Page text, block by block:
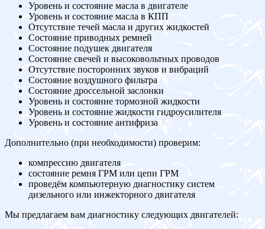
Уровень и состояние масла в двигателе
Уровень и состояние масла в КПП
Отсутствие течей масла и других жидкостей
Состояние приводных ремней
Состояние подушек двигателя
Состояние свечей и высоковольтных проводов
Отсутствие посторонних звуков и вибраций
Состояние воздушного фильтра
Состояние дроссельной заслонки
Уровень и состояние тормозной жидкости
Уровень и состояние жидкости гидроусилителя
Уровень и состояние антифриза
Дополнительно (при необходимости) проверим:
компрессию двигателя
состояние ремня ГРМ или цепи ГРМ
проведём компьютерную диагностику систем
дизельного или инжекторного двигателя
Мы предлагаем вам диагностику следующих двигателей: